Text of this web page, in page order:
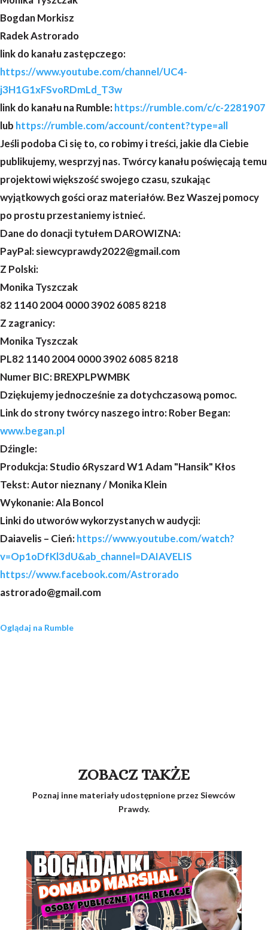
Bogdan Morkisz
Radek Astrorado
link do kanału zastępczego:
https://www.youtube.com/channel/UC4-
j3H1G1xFSvoRDmLd_T3w
link do kanału na Rumble: https://rumble.com/c/c-2281907
lub https://rumble.com/account/content?type=all
Jeśli podoba Ci się to, co robimy i treści, jakie dla Ciebie
publikujemy, wesprzyj nas. Twórcy kanału poświęcają temu
projektowi większość swojego czasu, szukając
wyjątkowych gości oraz materiałów. Bez Waszej pomocy
po prostu przestaniemy istnieć.
Dane do donacji tytułem DAROWIZNA:
PayPal: siewcyprawdy2022@gmail.com
Z Polski:
Monika Tyszczak
82 1140 2004 0000 3902 6085 8218
Z zagranicy:
Monika Tyszczak
PL82 1140 2004 0000 3902 6085 8218
Numer BIC: BREXPLPWMBK
Dziękujemy jednocześnie za dotychczasową pomoc.
Link do strony twórcy naszego intro: Rober Began:
www.began.pl
Dźingle:
Produkcja: Studio 6Ryszard W1 Adam "Hansik" Kłos
Tekst: Autor nieznany / Monika Klein
Wykonanie: Ala Boncol
Linki do utworów wykorzystanych w audycji:
Daiavelis – Cień: https://www.youtube.com/watch?
v=Op1oDfKl3dU&ab_channel=DAIAVELIS
https://www.facebook.com/Astrorado
astrorado@gmail.com
Oglądaj na Rumble
ZOBACZ TAKŻE
Poznaj inne materiały udostępnione przez Siewców
Prawdy.